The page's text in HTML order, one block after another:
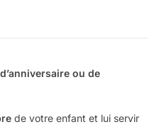
ou de
de votre enfant et lui servir